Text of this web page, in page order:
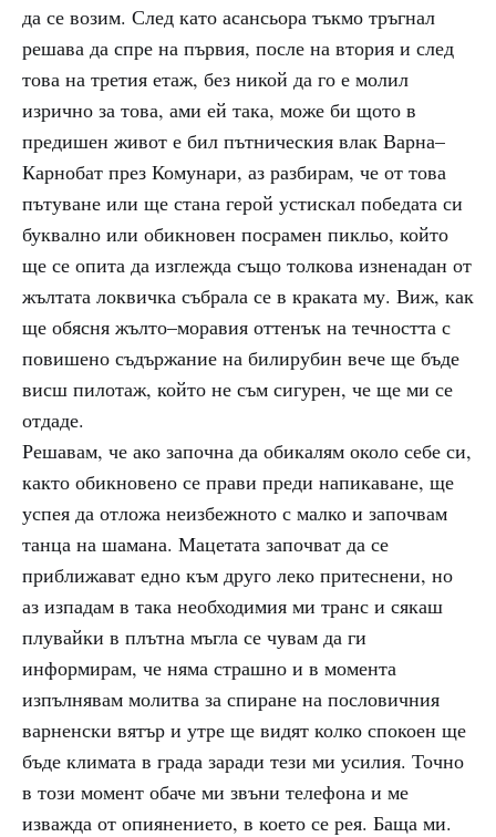
да се возим. След като асансьора тъкмо тръгнал
решава да спре на първия, после на втория и след
това на третия етаж, без никой да го е молил
изрично за това, ами ей така, може би щото в
предишен живот е бил пътническия влак Варна–
Карнобат през Комунари, аз разбирам, че от това
пътуване или ще стана герой устискал победата си
буквално или обикновен посрамен пикльо, който
ще се опита да изглежда също толкова изненадан от
жълтата локвичка събрала се в краката му. Виж, как
ще обясня жълто–моравия оттенък на течността с
повишено съдържание на билирубин вече ще бъде
висш пилотаж, който не съм сигурен, че ще ми се
отдаде.
Решавам, че ако започна да обикалям около себе си,
както обикновено се прави преди напикаване, ще
успея да отложа неизбежното с малко и започвам
танца на шамана. Мацетата започват да се
приближават едно към друго леко притеснени, но
аз изпадам в така необходимия ми транс и сякаш
плувайки в плътна мъгла се чувам да ги
информирам, че няма страшно и в момента
изпълнявам молитва за спиране на пословичния
варненски вятър и утре ще видят колко спокоен ще
бъде климата в града заради тези ми усилия. Точно
в този момент обаче ми звъни телефона и ме
изважда от опиянението, в което се рея. Баща ми.